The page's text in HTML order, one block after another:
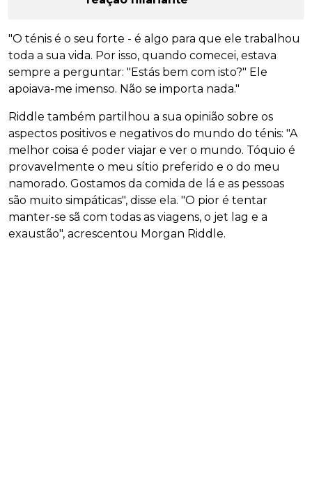
"O ténis é o seu forte - é algo para que ele trabalhou
toda a sua vida. Por isso, quando comecei, estava
sempre a perguntar: "Estás bem com isto?" Ele
apoiava-me imenso. Não se importa nada."
Riddle também partilhou a sua opinião sobre os
aspectos positivos e negativos do mundo do ténis: "A
melhor coisa é poder viajar e ver o mundo. Tóquio é
provavelmente o meu sítio preferido e o do meu
namorado. Gostamos da comida de lá e as pessoas
são muito simpáticas", disse ela. "O pior é tentar
manter-se sã com todas as viagens, o jet lag e a
exaustão", acrescentou Morgan Riddle.